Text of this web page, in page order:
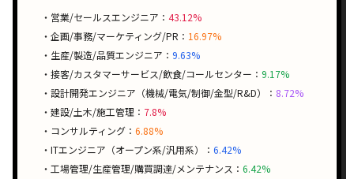
・営業/セールスエンジニア： 43.12%
・企画/事務/マーケティング/PR： 16.97%
・生産/製造/品質エンジニア： 9.63%
・接客/カスタマーサービス/飲食/コールセンター： 9.17%
・設計開発エンジニア（機械/電気/制御/金型/R&D）： 8.72%
・建設/土木/施工管理： 7.8%
・コンサルティング： 6.88%
・ITエンジニア（オープン系/汎用系）： 6.42%
・工場管理/生産管理/購買調達/メンテナンス： 6.42%